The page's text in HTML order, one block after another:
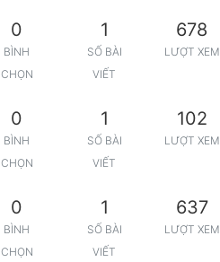
0
BÌNH
CHỌN
1
SỐ BÀI
VIẾT
678
LƯỢT XEM
0
BÌNH
CHỌN
1
SỐ BÀI
VIẾT
102
LƯỢT XEM
0
BÌNH
CHỌN
1
SỐ BÀI
VIẾT
637
LƯỢT XEM